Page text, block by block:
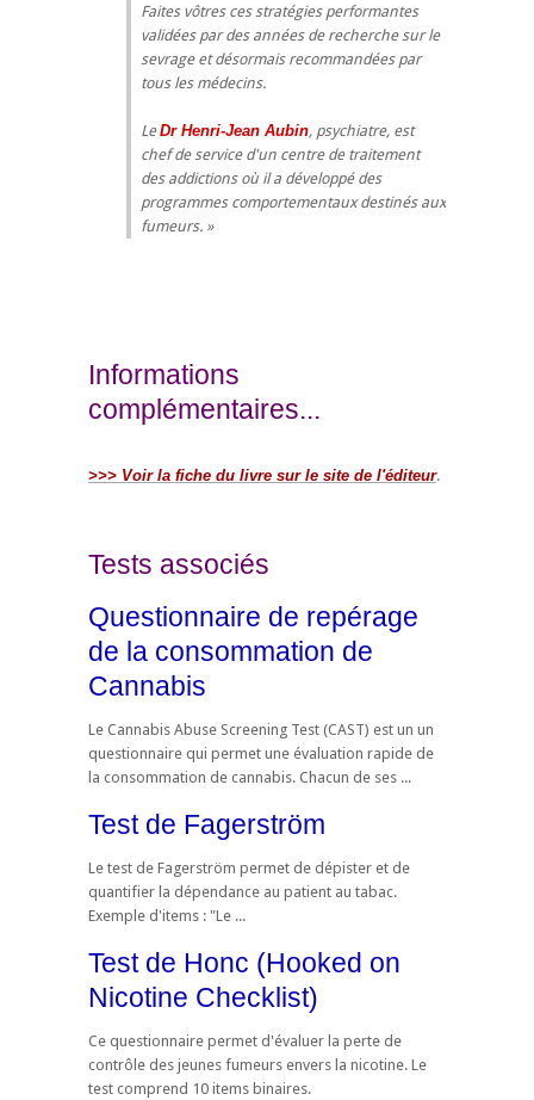
Faites vôtres ces stratégies performantes
validées par des années de recherche sur le
sevrage et désormais recommandées par
tous les médecins.
LeDr Henri-Jean Aubin, psychiatre, est
chef de service d'un centre de traitement
des addictions où il a développé des
programmes comportementaux destinés aux
fumeurs.
Informations
complémentaires...
>>> Voir la fiche du livre sur le site de l'éditeur.
Tests associés
Questionnaire de repérage
de la consommation de
Cannabis
Le Cannabis Abuse Screening Test (CAST) est un un
questionnaire qui permet une évaluation rapide de
la consommation de cannabis. Chacun de ses ...
Test de Fagerström
Le test de Fagerström permet de dépister et de
quantifier la dépendance au patient au tabac.
Exemple d'items : "Le ...
Test de Honc (Hooked on
Nicotine Checklist)
Ce questionnaire permet d'évaluer la perte de
contrôle des jeunes fumeurs envers la nicotine. Le
test comprend 10 items binaires.